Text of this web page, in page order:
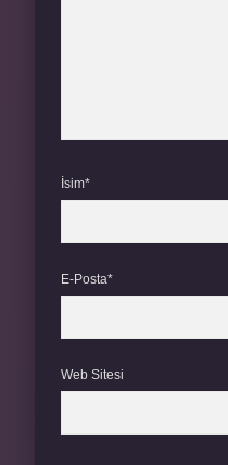
İsim*
E-Posta*
Web Sitesi